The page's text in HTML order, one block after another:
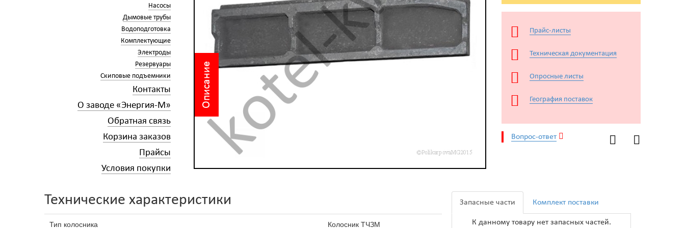
Насосы
Дымовые трубы
Водоподготовка
Комплектующие
Электроды
Резервуары
Скиповые подъемники
Контакты
О заводе «Энергия-М»
Обратная связь
Корзина заказов
Прайсы
Условия покупки
Описание
Прайс-листы
Техническая документация
Опросные листы
География поставок
Вопрос-ответ
Технические характеристики
Тип колосника Колосник ТЧЗМ
Запасные части Комплект поставки
К данному товару нет запасных частей.